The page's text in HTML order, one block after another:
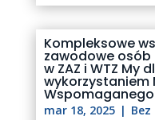
Kompleksowe
zawodowe osób
w ZAZ i WTZ My
wykorzystaniem
Wspomaganego
mar 18, 2025 |